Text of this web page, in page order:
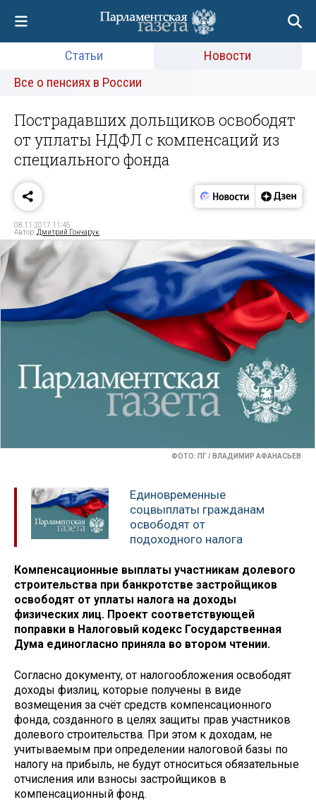
Статьи
Новости
Все о пенсиях в России
Пострадавших дольщиков освободят
от уплаты НДФЛ с компенсаций из
специального фонда
08.11.2017 11:45
Автор: Дмитрий Гончарук
ФОТО: ПГ / ВЛАДИМИР АФАНАСЬЕВ
Единовременные
соцвыплаты гражданам
освободят от
подоходного налога
Компенсационные выплаты участникам долевого
строительства при банкротстве застройщиков
освободят от уплаты налога на доходы
физических лиц. Проект соответствующей
поправки в Налоговый кодекс Государственная
Дума единогласно приняла во втором чтении.
Согласно документу, от налогообложения освободят
доходы физлиц, которые получены в виде
возмещения за счёт средств компенсационного
фонда, созданного в целях защиты прав участников
долевого строительства. При этом к доходам, не
учитываемым при определении налоговой базы по
налогу на прибыль, не будут относиться обязательные
отчисления или взносы застройщиков в
компенсационный фонд.